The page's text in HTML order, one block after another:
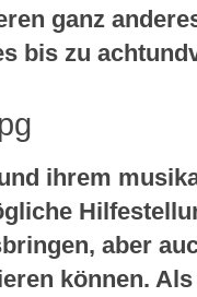
ganz
bis zu
ihrem
aber
können.